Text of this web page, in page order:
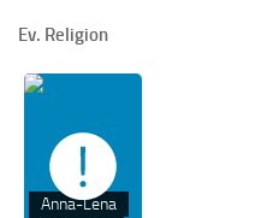
Ev. Religion
Anna-Lena